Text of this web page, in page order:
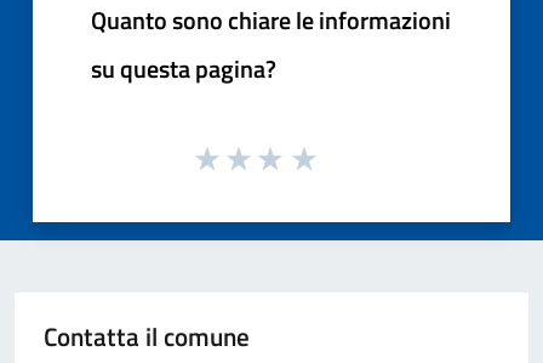
Quanto sono chiare le informazioni
su questa pagina?
Contatta il comune